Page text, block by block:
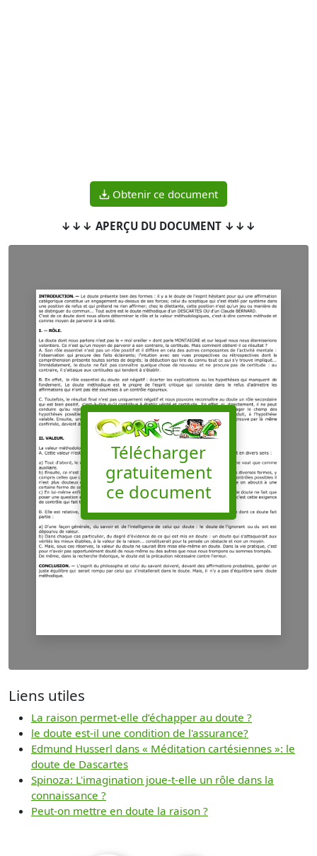
Obtenir ce document
↓↓↓ APERÇU DU DOCUMENT ↓↓↓
Télécharger
gratuitement
ce document
Liens utiles
La raison permet-elle d’échapper au doute ?
le doute est-il une condition de l'assurance?
Edmund Husserl dans « Méditation cartésiennes »: le
doute de Dascartes
Spinoza: L'imagination joue-t-elle un rôle dans la
connaissance ?
Peut-on mettre en doute la raison ?